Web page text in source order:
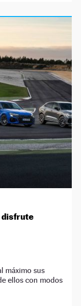
disfrute
máximo sus
ellos con modos